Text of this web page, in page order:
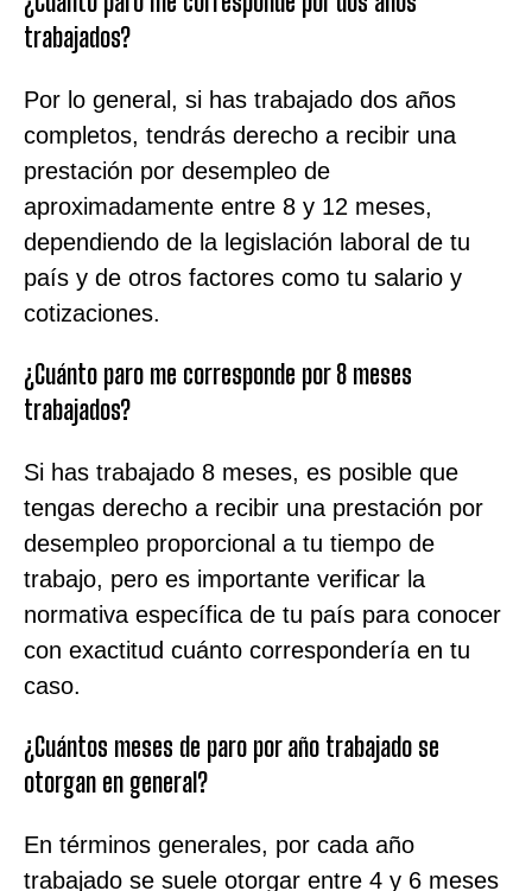
trabajados?
Por lo general, si has trabajado dos años
completos, tendrás derecho a recibir una
prestación por desempleo de
aproximadamente entre 8 y 12 meses,
dependiendo de la legislación laboral de tu
país y de otros factores como tu salario y
cotizaciones.
¿Cuánto paro me corresponde por 8 meses
trabajados?
Si has trabajado 8 meses, es posible que
tengas derecho a recibir una prestación por
desempleo proporcional a tu tiempo de
trabajo, pero es importante verificar la
normativa específica de tu país para conocer
con exactitud cuánto correspondería en tu
caso.
¿Cuántos meses de paro por año trabajado se
otorgan en general?
En términos generales, por cada año
trabajado se suele otorgar entre 4 y 6 meses